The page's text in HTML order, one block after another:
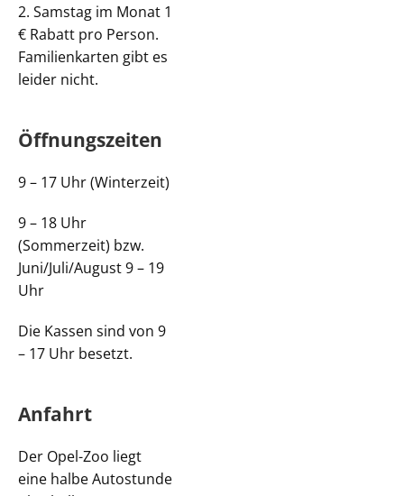
2. Samstag im Monat 1
€ Rabatt pro Person.
Familienkarten gibt es
leider nicht.
Öffnungszeiten
9 – 17 Uhr (Winterzeit)
9 – 18 Uhr
(Sommerzeit) bzw.
Juni/Juli/August 9 – 19
Uhr
Die Kassen sind von 9
– 17 Uhr besetzt.
Anfahrt
Der Opel-Zoo liegt
eine halbe Autostunde